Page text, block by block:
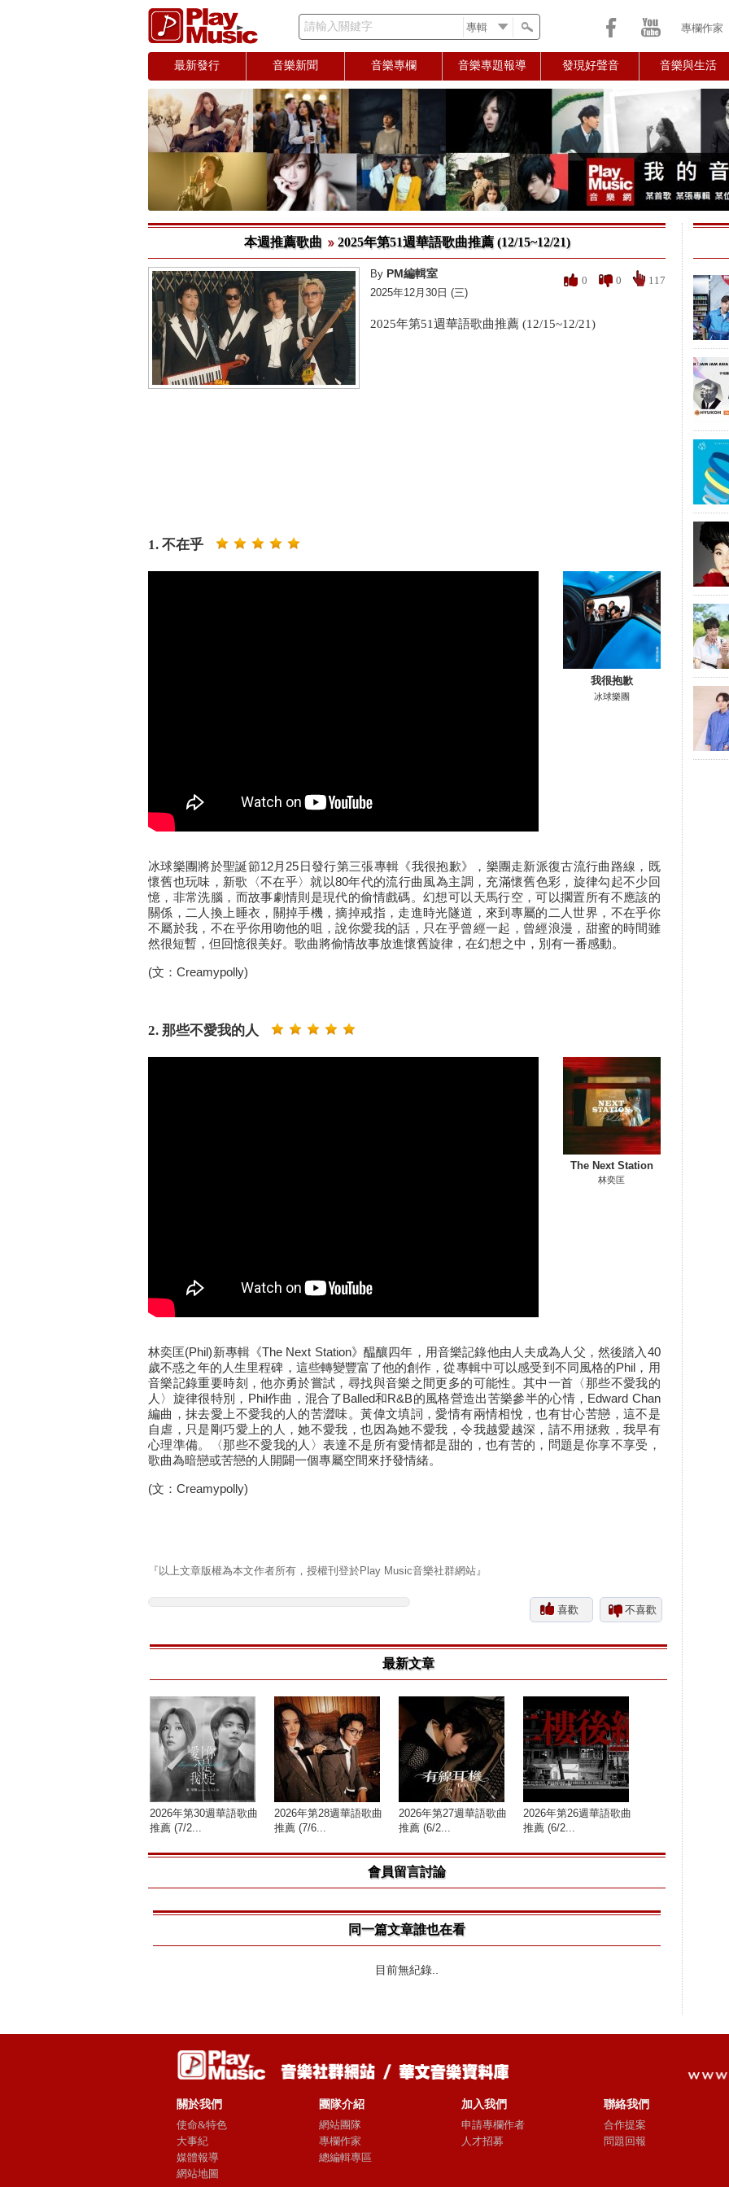
請輸入關鍵字 專欄作家
最新發行 音樂新聞 音樂專欄 音樂專題報導 發現好聲音 音樂與生活
本週推薦歌曲 2025年第51週華語歌曲推薦 (12/15~12/21)
0 0 117
By PM編輯室
2025年12月30日 (三)
2025年第51週華語歌曲推薦 (12/15~12/21)
1. 不在乎
我很抱歉
冰球樂團
冰球樂團將於聖誕節12月25日發行第三張專輯《我很抱歉》，樂團走新派復古流行曲路線，既
懷舊也玩味，新歌〈不在乎〉就以80年代的流行曲風為主調，充滿懷舊色彩，旋律勾起不少回
憶，非常洗腦，而故事劇情則是現代的偷情戲碼。幻想可以天馬行空，可以擱置所有不應該的
關係，二人換上睡衣，關掉手機，摘掉戒指，走進時光隧道，來到專屬的二人世界，不在乎你
不屬於我，不在乎你用吻他的咀，說你愛我的話，只在乎曾經一起，曾經浪漫，甜蜜的時間雖
然很短暫，但回憶很美好。歌曲將偷情故事放進懷舊旋律，在幻想之中，別有一番感動。
(文：Creamypolly)
2. 那些不愛我的人
The Next Station
林奕匡
林奕匡(Phil)新專輯《The Next Station》醖釀四年，用音樂記錄他由人夫成為人父，然後踏入40
歲不惑之年的人生里程碑，這些轉變豐富了他的創作，從專輯中可以感受到不同風格的Phil，用
音樂記錄重要時刻，他亦勇於嘗試，尋找與音樂之間更多的可能性。其中一首〈那些不愛我的
人〉旋律很特別，Phil作曲，混合了Balled和R&B的風格營造出苦樂參半的心情，Edward Chan
編曲，抹去愛上不愛我的人的苦澀味。黃偉文填詞，愛情有兩情相悅，也有甘心苦戀，這不是
自虐，只是剛巧愛上的人，她不愛我，也因為她不愛我，令我越愛越深，請不用拯救，我早有
心理準備。〈那些不愛我的人〉表達不是所有愛情都是甜的，也有苦的，問題是你享不享受，
歌曲為暗戀或苦戀的人開闢一個專屬空間來抒發情緒。
(文：Creamypolly)
『以上文章版權為本文作者所有，授權刊登於Play Music音樂社群網站』
喜歡 不喜歡
最新文章
2026年第30週華語歌曲
推薦 (7/2...
2026年第28週華語歌曲
推薦 (7/6...
2026年第27週華語歌曲
推薦 (6/2...
2026年第26週華語歌曲
推薦 (6/2...
會員留言討論
同一篇文章誰也在看
目前無紀錄..
關於我們
使命&特色
大事紀
媒體報導
網站地圖
團隊介紹
網站團隊
專欄作家
總編輯專區
加入我們
申請專欄作者
人才招募
聯絡我們
合作提案
問題回報